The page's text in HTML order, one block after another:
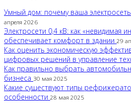
Умный дом: почему ваша
апреля 2026
Электросети 0,4 кВ: как «невидимая
обеспечивает комфорт в здании 29
Как оценить экономическую
цифровых решений в управление
Как правильно выбрать
бизнеса 30 мая 2025
Какие существуют типы
особенности 28 мая 2025